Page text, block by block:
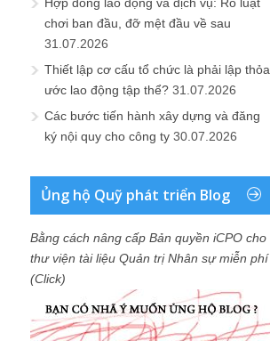
chơi ban đầu, đỡ mệt đầu về sau
31.07.2026
Thiết lập cơ cấu tổ chức là phải lập thỏa
ước lao động tập thể? 31.07.2026
Các bước tiến hành xây dựng và đăng
ký nội quy cho công ty 30.07.2026
Ủng hộ Quỹ phát triển Blog
Bằng cách nâng cấp Bản quyền iCPO cho
thư viện tài liệu Quản trị Nhân sự miễn phí
(Click)